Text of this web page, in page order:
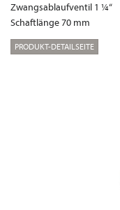
Zwangsablaufventil 1 ¼“
Schaftlänge 70 mm
PRODUKT-DETAILSEITE